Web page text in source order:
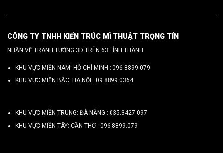
CÔNG TY TNHH KIẾN TRÚC MĨ THUẬT TRỌNG TÍN
NHẬN VẼ TRANH TƯỜNG 3D TRÊN 63 TỈNH THÀNH
KHU VỰC MIỀN NAM: HỒ CHÍ MINH : 096 8899 079
KHU VỰC MIỀN BẮC: HÀ NỘI : 09.8899.0364
KHU VỰC MIỀN TRUNG: ĐÀ NẴNG : 035.3427.097
KHU VỰC MIỀN TÂY: CẦN THƠ : 096.8899.079